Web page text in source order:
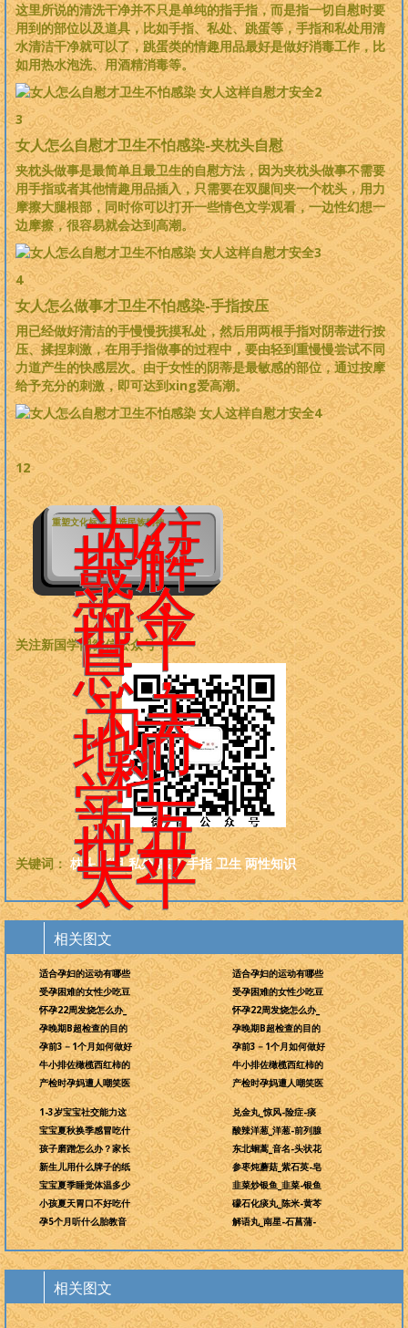
这里所说的清洗干净并不只是单纯的指手指，而是指一切自慰时要
用到的部位以及道具，比如手指、私处、跳蛋等，手指和私处用清
水清洁干净就可以了，跳蛋类的情趣用品最好是做好消毒工作，比
如用热水泡洗、用酒精消毒等。
3
女人怎么自慰才卫生不怕感染-夹枕头自慰
夹枕头做事是最简单且最卫生的自慰方法，因为夹枕头做事不需要
用手指或者其他情趣用品插入，只需要在双腿间夹一个枕头，用力
摩擦大腿根部，同时你可以打开一些情色文学观看，一边性幻想一
边摩擦，很容易就会达到高潮。
4
女人怎么做事才卫生不怕感染-手指按压
用已经做好清洁的手慢慢抚摸私处，然后用两根手指对阴蒂进行按
压、揉捏刺激，在用手指做事的过程中，要由轻到重慢慢尝试不同
力道产生的快感层次。由于女性的阴蒂是最敏感的部位，通过按摩
给予充分的刺激，即可达到xing爱高潮。
12
重塑文化标准 再造民族精神
为往
世解
惑，
为今
世平
息，
为天
地而
科
学，
为万
世开
太平
关注新国学网微信公众号：
关键词： 枕头 指甲 私处 感染 手指 卫生 两性知识
相关图文
适合孕妇的运动有哪些
受孕困难的女性少吃豆
怀孕22周发烧怎么办_
孕晚期B超检查的目的
孕前3－1个月如何做好
牛小排佐橄榄西红柿的
产检时孕妈遭人嘲笑医
适合孕妇的运动有哪些
受孕困难的女性少吃豆
怀孕22周发烧怎么办_
孕晚期B超检查的目的
孕前3－1个月如何做好
牛小排佐橄榄西红柿的
产检时孕妈遭人嘲笑医
1-3岁宝宝社交能力这
宝宝夏秋换季感冒吃什
孩子磨蹭怎么办？家长
新生儿用什么牌子的纸
宝宝夏季睡觉体温多少
小孩夏天胃口不好吃什
孕5个月听什么胎教音
兑金丸_惊风-险症-痰
酸辣洋葱_洋葱-前列腺
东北蛔蒿_音名-头状花
参枣炖蘑菇_紫石英-皂
韭菜炒银鱼_韭菜-银鱼
礞石化痰丸_陈米-黄芩
解语丸_南星-石菖蒲-
相关图文